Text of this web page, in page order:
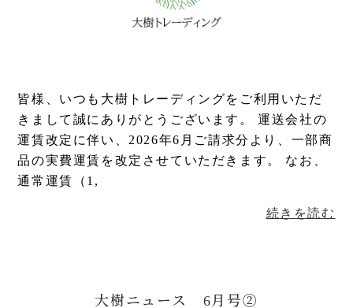
皆様、いつも大樹トレーディングをご利用いただ
きまして誠にありがとうございます。 運送会社の
運賃改定に伴い、2026年6月ご請求分より、一部商
品の実費運賃を改定させていただきます。 なお、
通常運賃（1,
続きを読む
大樹ニュース 6月号②